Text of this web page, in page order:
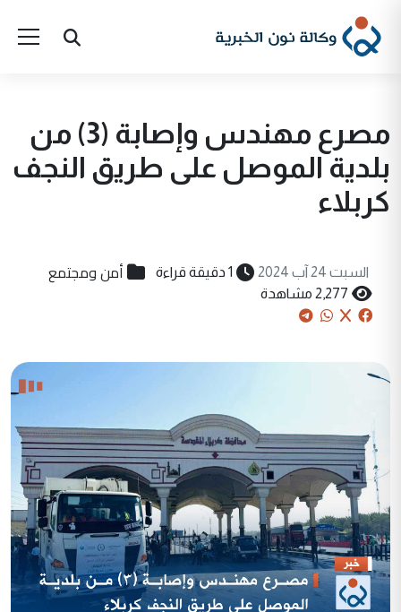
مصرع مهندس وإصابة (3) من
بلدية الموصل على طريق النجف
كربلاء
السبت 24 آب 2024 1 دقيقة قراءة أمن ومجتمع
2,277 مشاهدة